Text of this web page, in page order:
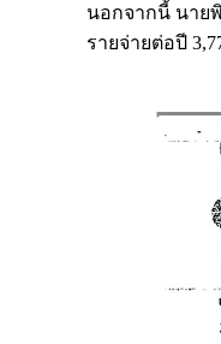
นอกจากนี้ นายพิ
รายจ่ายต่อปี